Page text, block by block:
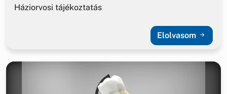
Háziorvosi tájékoztatás
Elolvasom